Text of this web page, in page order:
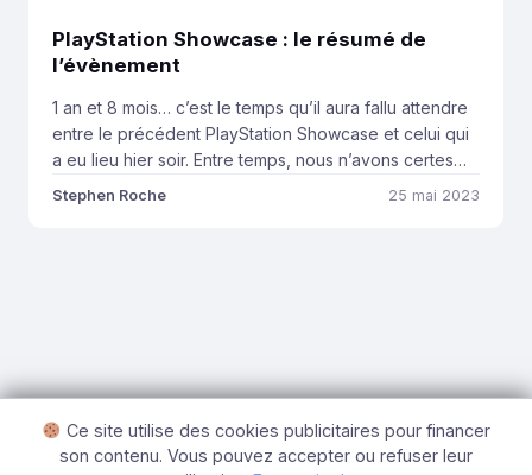
PlayStation Showcase : le résumé de
l’évènement
1 an et 8 mois… c’est le temps qu’il aura fallu attendre
entre le précédent PlayStation Showcase et celui qui
a eu lieu hier soir. Entre temps, nous n’avons certes
pas manqué de jeux pour nous occuper : Horizon
Stephen Roche 25 mai 2023
Ce site utilise des cookies publicitaires pour financer
son contenu. Vous pouvez accepter ou refuser leur